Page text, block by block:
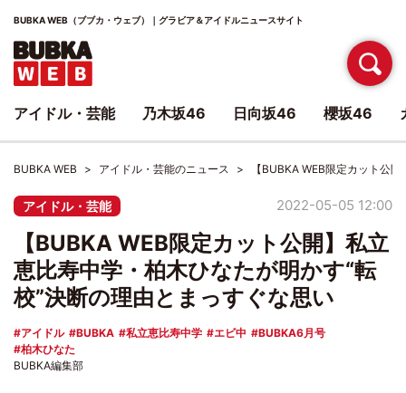
BUBKA WEB（ブブカ・ウェブ）｜グラビア＆アイドルニュースサイト
BUBKA WEB アイドル・芸能のニュース 【BUBKA WEB限定カット公
アイドル・芸能 2022-05-05 12:00
【BUBKA WEB限定カット公開】私立
恵比寿中学・柏木ひなたが明かす“転
校”決断の理由とまっすぐな思い
アイドル BUBKA 私立恵比寿中学 エビ中
BUBKA6月号
柏木ひなた
BUBKA編集部
アイドル・芸能 乃木坂46 日向坂46 櫻坂46